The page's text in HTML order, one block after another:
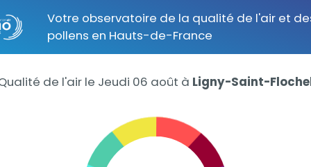
Votre observatoire de la qualité de l'air et
pollens en Hauts-de-France
de l'air le Jeudi 06 août à Ligny-Saint-